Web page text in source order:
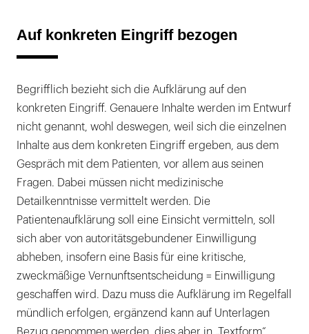
Auf konkreten Eingriff bezogen
Begrifflich bezieht sich die Aufklärung auf den
konkreten Eingriff. Genauere Inhalte werden im Entwurf
nicht genannt, wohl deswegen, weil sich die einzelnen
Inhalte aus dem konkreten Eingriff ergeben, aus dem
Gespräch mit dem Patienten, vor allem aus seinen
Fragen. Dabei müssen nicht medizinische
Detailkenntnisse vermittelt werden. Die
Patientenaufklärung soll eine Einsicht vermitteln, soll
sich aber von autoritätsgebundener Einwilligung
abheben, insofern eine Basis für eine kritische,
zweckmäßige Vernunftsentscheidung = Einwilligung
geschaffen wird. Dazu muss die Aufklärung im Regelfall
mündlich erfolgen, ergänzend kann auf Unterlagen